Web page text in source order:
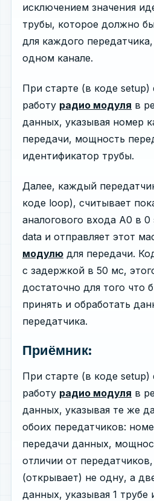
исключением значения
трубы, которое должно
для каждого
одном канале.
При старте (в коде setup)
работу радио модуля в
данных, указывая номер
передачи, мощность
идентификатор трубы.
Далее, каждый
коде loop), считывает
аналогового входа A0 в
data и отправляет этот
модулю для передачи.
с задержкой в 50 мс,
достаточно для того что
принять и обработать
передатчика.
Приёмник:
При старте (в коде setup)
работу радио модуля в
данных, указывая те же
обоих передатчиков:
передачи данных,
отличии от
(открывает) не одну, а
данных, указывая 1 трубе